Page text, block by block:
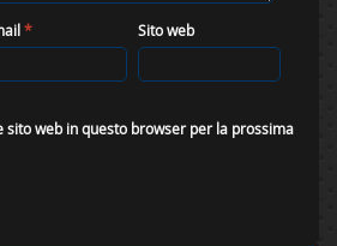
* Sito web
sito web in questo browser per la prossima